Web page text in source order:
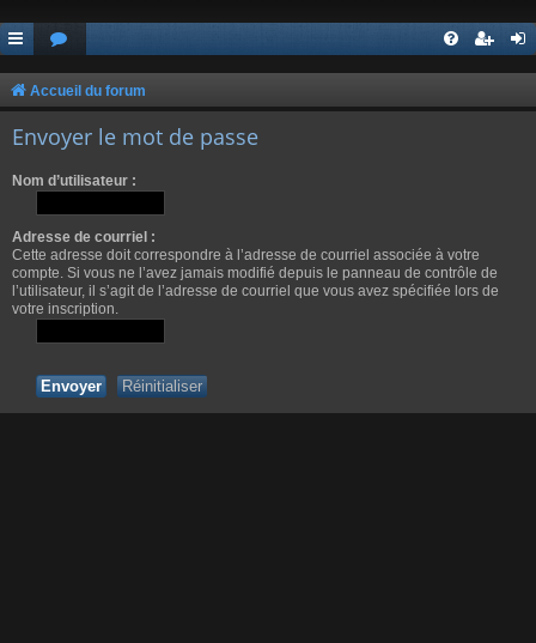
Accueil du forum
Envoyer le mot de passe
Nom d’utilisateur :
Adresse de courriel :
Cette adresse doit correspondre à l’adresse de courriel associée à votre
compte. Si vous ne l’avez jamais modifié depuis le panneau de contrôle de
l’utilisateur, il s’agit de l’adresse de courriel que vous avez spécifiée lors de
votre inscription.